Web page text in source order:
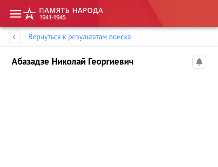
Вернуться к результатам поиска
Абазадзе Николай Георгиевич
Память народа